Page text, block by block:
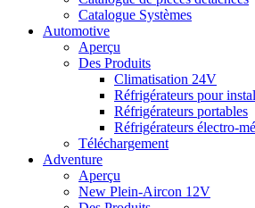
Catalogue Systèmes
Automotive
Aperçu
Des Produits
Climatisation 24V
Réfrigérateurs pour
Réfrigérateurs portables
Réfrigérateurs électro-
Téléchargement
Adventure
Aperçu
New Plein-Aircon 12V